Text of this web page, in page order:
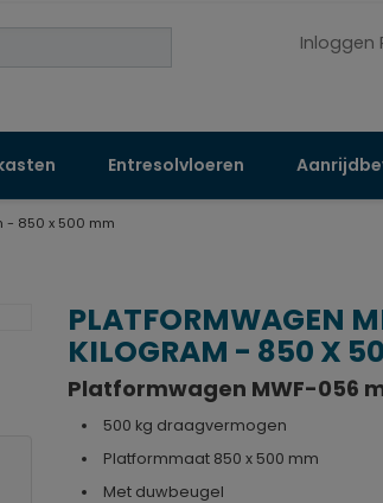
Inloggen
Entresolvloeren
- 850 x 500 mm
PLATFORMWAGEN
KILOGRAM - 850 X
Platformwagen MWF-056
500 kg draagvermogen
Platformmaat 850 x 500 mm
Met duwbeugel